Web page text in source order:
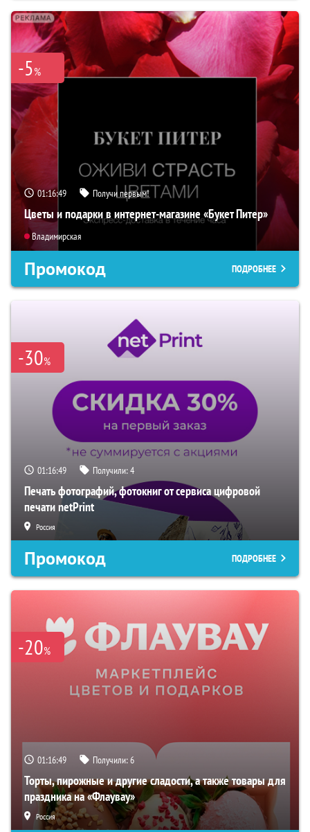
-5%
01:16:48 Получи первым!
Цветы и подарки в интернет-магазине «Букет Питер»
Владимирская
Промокод ПОДРОБНЕЕ
-30%
01:16:48 Получили:4
Печать фотографий, фотокниг от сервиса цифровой
печати netPrint
Россия
Промокод ПОДРОБНЕЕ
-20%
01:16:48 Получили:6
Торты, пирожные и другие сладости, а также товары для
праздника на «Флаувау»
Россия